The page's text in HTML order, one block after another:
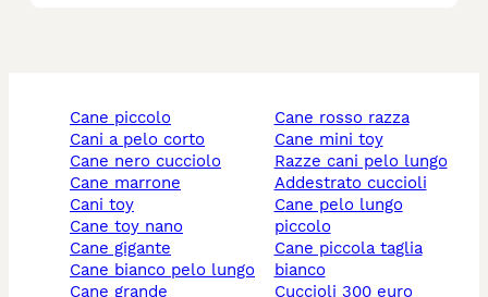
cane piccolo
cani a pelo corto
cane nero cucciolo
cane marrone
cani toy
cane toy nano
cane gigante
cane bianco pelo lungo
cane grande
cane rosso razza
cane mini toy
razze cani pelo lungo
addestrato cuccioli
cane pelo lungo
piccolo
cane piccola taglia
bianco
cuccioli 300 euro